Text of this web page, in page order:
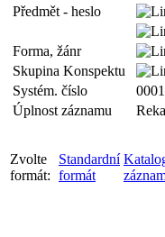
Předmět - heslo
Forma, žánr
Skupina Konspektu
Systém. číslo
Úplnost záznamu
Zvolte
formát:
Standardní
formát